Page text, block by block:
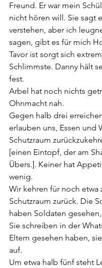
Freund. Er war mein
nicht hören will. Sie sagt
verstehen, aber ich
sagen, gibt es für mich
Tavor ist sorgt sich
Schlimmste. Danny hält
fest.
Arbel hat noch nichts
Ohnmacht nah.
Gegen halb drei
erlauben uns, Essen und
Schutzraum
[einen Eintopf, der am
Übers.]. Keiner hat
wenig.
Wir kehren für noch etwa
Schutzraum zurück. Die
haben Soldaten
Sie schreiben in der
Eltern gesehen haben,
auf.
Um etwa halb fünf steht